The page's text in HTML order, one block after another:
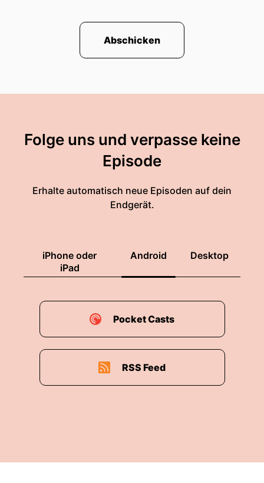
Abschicken
Folge uns und verpasse keine
Episode
Erhalte automatisch neue Episoden auf dein
Endgerät.
iPhone oder
iPad
Android Desktop
Pocket Casts
RSS Feed